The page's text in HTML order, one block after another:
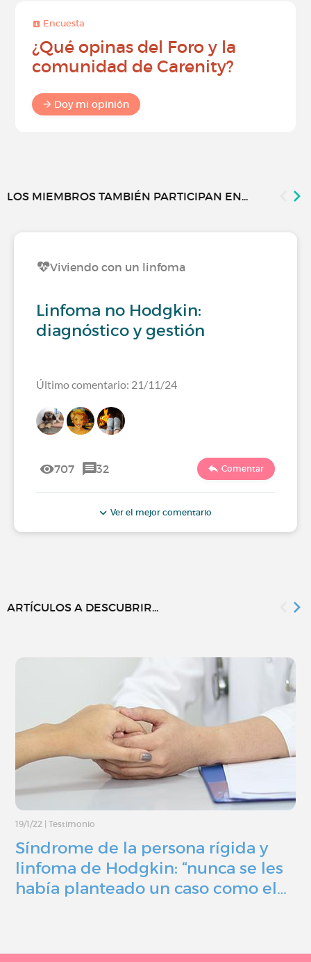
Encuesta
¿Qué opinas del Foro y la
comunidad de Carenity?
Doy mi opinión
LOS MIEMBROS TAMBIÉN PARTICIPAN EN...
Viviendo con un linfoma
Linfoma no Hodgkin:
diagnóstico y gestión
Último comentario: 21/11/24
707 32 Comentar
Ver el mejor comentario
ARTÍCULOS A DESCUBRIR...
19/1/22 Testimonio
Síndrome de la persona rígida y
linfoma de Hodgkin: “nunca se les
había planteado un caso como el…